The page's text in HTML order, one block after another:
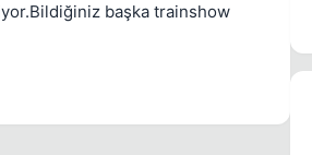
başka trainshow